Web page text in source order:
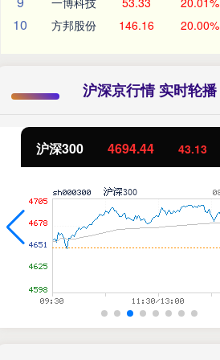
10 方邦股份 146.16 20.00%
沪深京行情 实时轮播
北证50 1134.24 11.37